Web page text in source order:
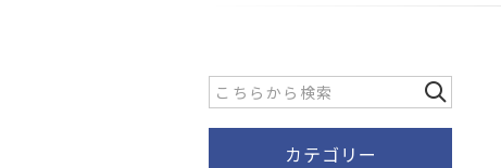
カテゴリー